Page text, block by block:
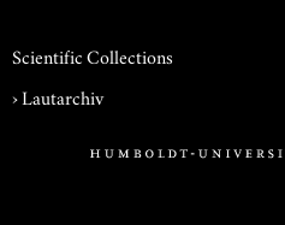
Scientific Collections
›Lautarchiv